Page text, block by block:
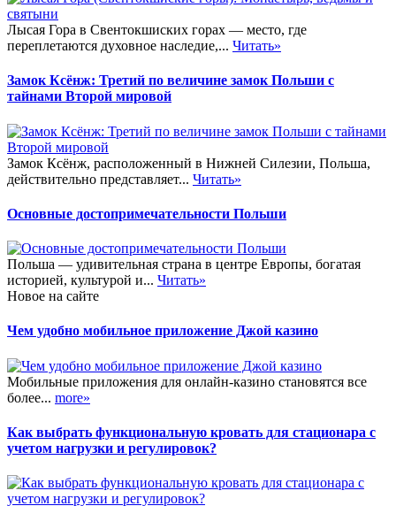
Лысая Гора в Свентокшиских горах — место, где
переплетаются духовное наследие,... Читать»
Замок Ксёнж: Третий по величине замок Польши с
тайнами Второй мировой
Замок Ксёнж, расположенный в Нижней Силезии, Польша,
действительно представляет... Читать»
Основные достопримечательности Польши
Польша — удивительная страна в центре Европы, богатая
историей, культурой и... Читать»
Новое на сайте
Чем удобно мобильное приложение Джой казино
Мобильные приложения для онлайн-казино становятся все
более... more»
Как выбрать функциональную кровать для стационара с
учетом нагрузки и регулировок?